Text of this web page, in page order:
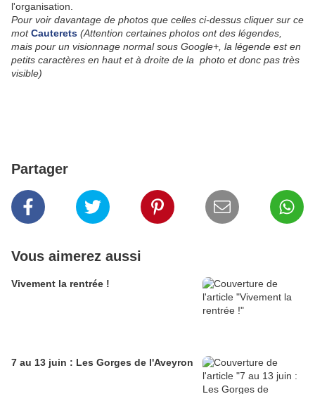
l'organisation.
Pour voir davantage de photos que celles ci-dessus cliquer sur ce
motCauterets (Attention certaines photos ont des légendes,
mais pour un visionnage normal sous Google+, la légende est en
petits caractères en haut et à droite de la photo et donc pas très
visible)
Partager
Vous aimerez aussi
Vivement la rentrée !
7 au 13 juin : Les Gorges de l'Aveyron